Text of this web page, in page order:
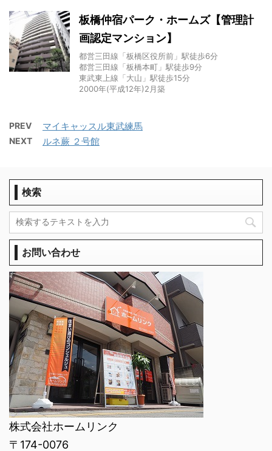
板橋仲宿パーク・ホームズ【管理計
画認定マンション】
都営三田線「板橋区役所前」駅徒歩6分
都営三田線「板橋本町」駅徒歩9分
東武東上線「大山」駅徒歩15分
2000年(平成12年)2月築
PREV マイキャッスル東武練馬
NEXT ルネ蕨 ２号館
検索
お問い合わせ
株式会社ホームリンク
〒174-0076